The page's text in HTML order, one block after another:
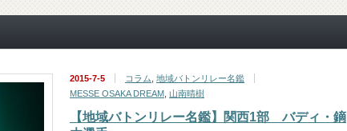
2015-7-5 コラム 地域バトンリレー名鑑
MESSE OSAKA DREAM 山南晴樹
【地域バトンリレー名鑑】関西1部 バディ・鏑